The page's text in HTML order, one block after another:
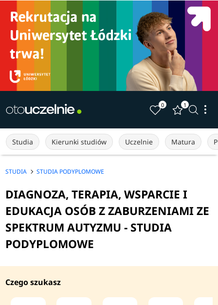
0 1
Studia Kierunki studiów Uczelnie Matura
STUDIA STUDIA PODYPLOMOWE
DIAGNOZA, TERAPIA, WSPARCIE I
EDUKACJA OSÓB Z ZABURZENIAMI ZE
SPEKTRUM AUTYZMU - STUDIA
PODYPLOMOWE
Czego szukasz